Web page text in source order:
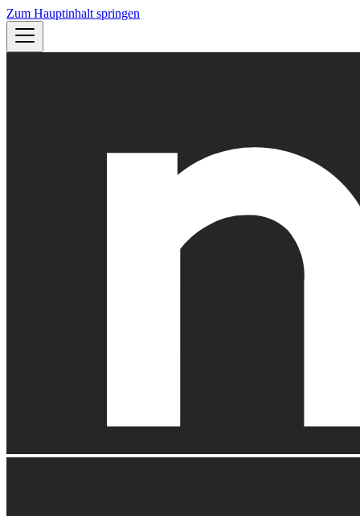
Zum Hauptinhalt springen